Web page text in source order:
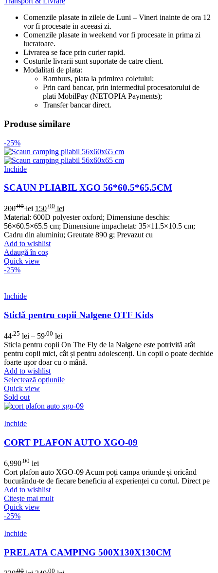
Comenzile plasate in zilele de Luni – Vineri inainte de ora 12
vor fi procesate in aceeasi zi.
Comenzile plasate in weekend vor fi procesate in prima zi
lucratoare.
Livrarea se face prin curier rapid.
Costurile livrarii sunt suportate de catre client.
Modalitati de plata:
Ramburs, plata la primirea coletului;
Prin card bancar, prin intermediul procesatorului de
plati MobilPay (NETOPIA Payments);
Transfer bancar direct.
Produse similare
-25%
Inchide
SCAUN PLIABIL XGO 56*60.5*65.5CM
200.00 lei 150.00 lei
Material: 600D polyester oxford; Dimensiune deschis:
56×60.5×65.5 cm; Dimensiune impachetat: 35×11.5×10.5 cm;
Cadru din aluminiu; Greutate 890 g; Prevazut cu
Add to wishlist
Adaugă în coș
Quick view
-25%
Inchide
Sticlă pentru copii Nalgene OTF Kids
44 .25 lei – 59 .00 lei
Sticla pentru copii On The Fly de la Nalgene este potrivită atât
pentru copii mici, cât și pentru adolescenți. Un copil o poate dechide
foarte ușor doar cu o mână.
Add to wishlist
Selectează opțiunile
Quick view
Sold out
Inchide
CORT PLAFON AUTO XGO-09
6,990 .00 lei
Cort plafon auto XGO-09 Acum poți campa oriunde și oricând
bucurându-te de fiecare beneficiu al experienței cu cortul. Direct pe
Add to wishlist
Citește mai mult
Quick view
-25%
Inchide
PRELATA CAMPING 500X130X130CM
.00 .00